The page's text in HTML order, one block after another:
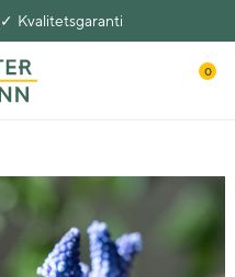
Kvalitetsgaranti
0